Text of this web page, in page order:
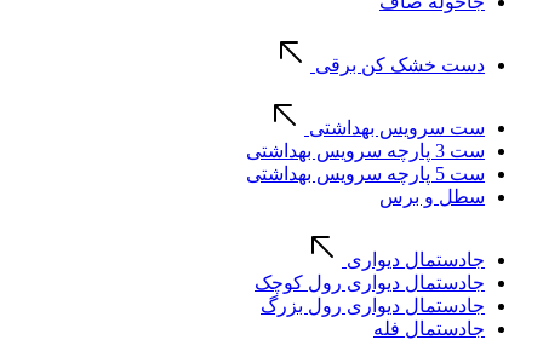
دست خشک کن برقی
ست سرویس بهداشتی
ست 3 پارچه سرویس بهداشتی
ست 5 پارچه سرویس بهداشتی
سطل و برس
جادستمال دیواری
جادستمال دیواری رول کوچک
جادستمال دیواری رول بزرگ
جادستمال فله